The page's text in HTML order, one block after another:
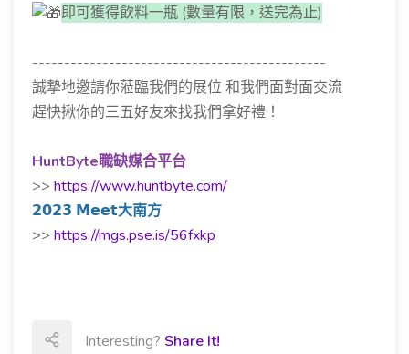
即可獲得飲料一瓶 (數量有限，送完為止)
----------------------------------------------
誠摯地邀請你蒞臨我們的展位 和我們面對面交流
趕快揪你的三五好友來找我們拿好禮！
HuntByte職缺媒合平台
>> https://www.huntbyte.com/
𝟮𝟬𝟮𝟯 𝗠𝗲𝗲𝘁大南方
>> https://mgs.pse.is/56fxkp
Interesting? Share It!